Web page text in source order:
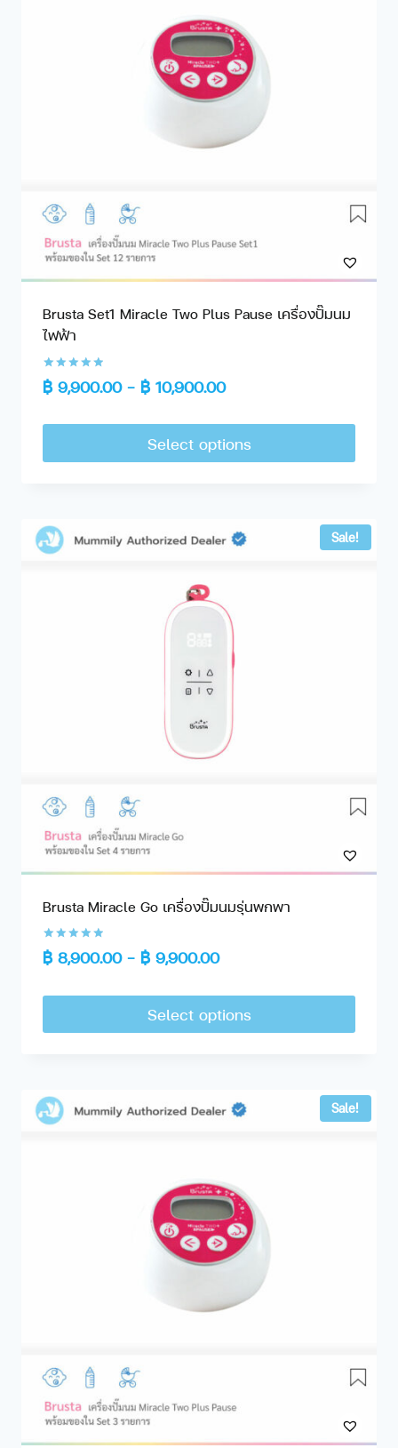
Brusta Set1 Miracle Two Plus Pause เครื่องปั๊มนม
ไฟฟ้า
Rated
5.00
฿ 9,900.00 – ฿ 10,900.00
Select options
Sale!
Brusta Miracle Go เครื่องปั๊มนมรุ่นพกพา
Rated
5.00
฿ 8,900.00 – ฿ 9,900.00
Select options
Sale!